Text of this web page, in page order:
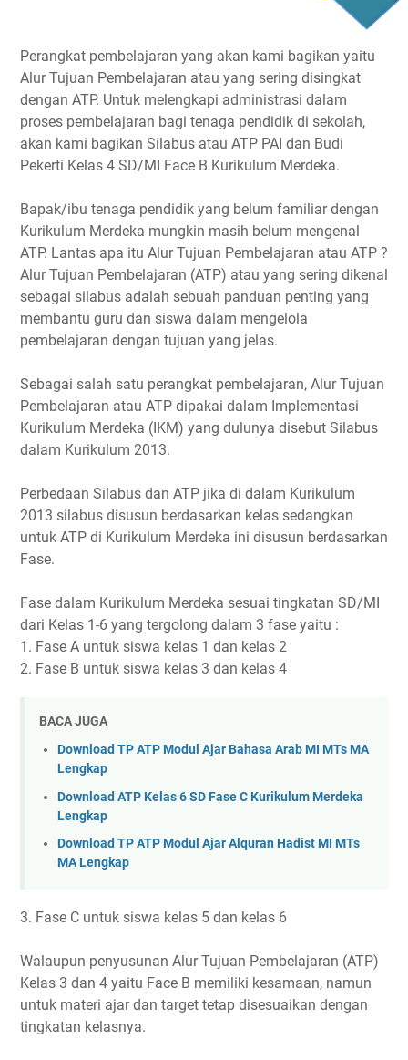
Perangkat pembelajaran yang akan kami bagikan yaitu
Alur Tujuan Pembelajaran atau yang sering disingkat
dengan ATP. Untuk melengkapi administrasi dalam
proses pembelajaran bagi tenaga pendidik di sekolah,
akan kami bagikan Silabus atau ATP PAI dan Budi
Pekerti Kelas 4 SD/MI Face B Kurikulum Merdeka.
Bapak/ibu tenaga pendidik yang belum familiar dengan
Kurikulum Merdeka mungkin masih belum mengenal
ATP. Lantas apa itu Alur Tujuan Pembelajaran atau ATP ?
Alur Tujuan Pembelajaran (ATP) atau yang sering dikenal
sebagai silabus adalah sebuah panduan penting yang
membantu guru dan siswa dalam mengelola
pembelajaran dengan tujuan yang jelas.
Sebagai salah satu perangkat pembelajaran, Alur Tujuan
Pembelajaran atau ATP dipakai dalam Implementasi
Kurikulum Merdeka (IKM) yang dulunya disebut Silabus
dalam Kurikulum 2013.
Perbedaan Silabus dan ATP jika di dalam Kurikulum
2013 silabus disusun berdasarkan kelas sedangkan
untuk ATP di Kurikulum Merdeka ini disusun berdasarkan
Fase.
Fase dalam Kurikulum Merdeka sesuai tingkatan SD/MI
dari Kelas 1-6 yang tergolong dalam 3 fase yaitu :
1. Fase A untuk siswa kelas 1 dan kelas 2
2. Fase B untuk siswa kelas 3 dan kelas 4
BACA JUGA
Download TP ATP Modul Ajar Bahasa Arab MI MTs MA
Lengkap
Download ATP Kelas 6 SD Fase C Kurikulum Merdeka
Lengkap
Download TP ATP Modul Ajar Alquran Hadist MI MTs
MA Lengkap
3. Fase C untuk siswa kelas 5 dan kelas 6
Walaupun penyusunan Alur Tujuan Pembelajaran (ATP)
Kelas 3 dan 4 yaitu Face B memiliki kesamaan, namun
untuk materi ajar dan target tetap disesuaikan dengan
tingkatan kelasnya.